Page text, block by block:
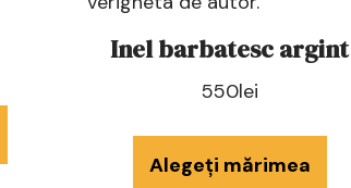
Inel barbatesc argint
550lei
Alegeți mărimea